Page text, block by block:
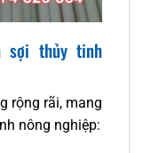
sợi thủy tinh
rộng rãi, mang
nông nghiệp: